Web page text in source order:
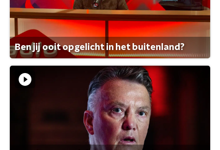
Ben jij ooit opgelicht in het buitenland?